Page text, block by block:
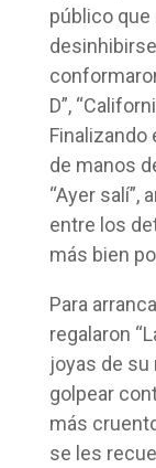
público que
D”,
Finalizando
de manos
“Ayer salí”,
entre los
más bien
Para
regalaron
joyas de su
golpear
más
se les